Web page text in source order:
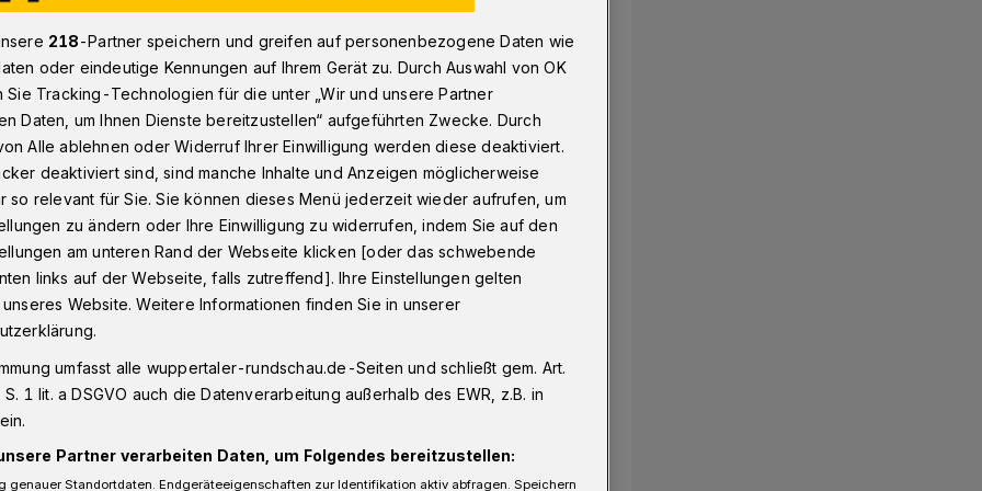
Die Zukunft der darstellenden Künste
Zukunft der
Künste
NRW veranstaltet am Sonntag
im Barmer Bahnhof
218-Partner speichern und greifen auf personenbezogene Daten wie
oder eindeutige Kennungen auf Ihrem Gerät zu. Durch Auswahl von OK
Sie Tracking-Technologien für die unter „Wir und unsere Partner
Daten, um Ihnen Dienste bereitzustellen“ aufgeführten Zwecke. Durch
Alle ablehnen oder Widerruf Ihrer Einwilligung werden diese deaktiviert.
deaktiviert sind, sind manche Inhalte und Anzeigen möglicherweise
so relevant für Sie. Sie können dieses Menü jederzeit wieder aufrufen, um
zu ändern oder Ihre Einwilligung zu widerrufen, indem Sie auf den
am unteren Rand der Webseite klicken [oder das schwebende
links auf der Webseite, falls zutreffend]. Ihre Einstellungen gelten
Website. Weitere Informationen finden Sie in unserer
umfasst alle wuppertaler-rundschau.de-Seiten und schließt gem. Art.
1 lit. a DSGVO auch die Datenverarbeitung außerhalb des EWR, z.B. in
Partner verarbeiten Daten, um Folgendes bereitzustellen:
genauer Standortdaten. Endgeräteeigenschaften zur Identifikation aktiv abfragen. Speichern